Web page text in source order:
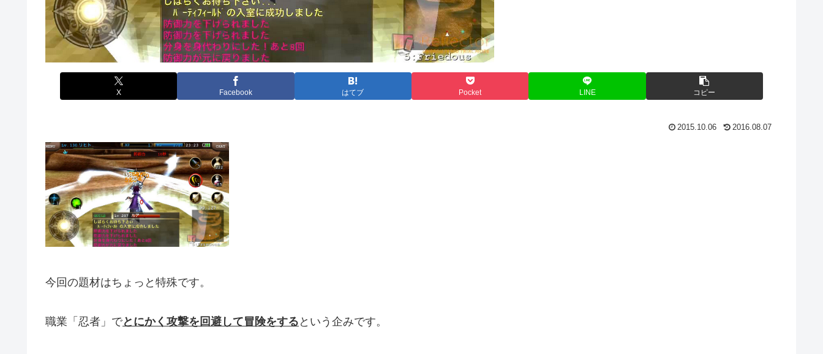
X Facebook はてブ Pocket LINE コピー
2015.10.06 2016.08.07
今回の題材はちょっと特殊です。
職業「忍者」でとにかく攻撃を回避して冒険をする という企みです。